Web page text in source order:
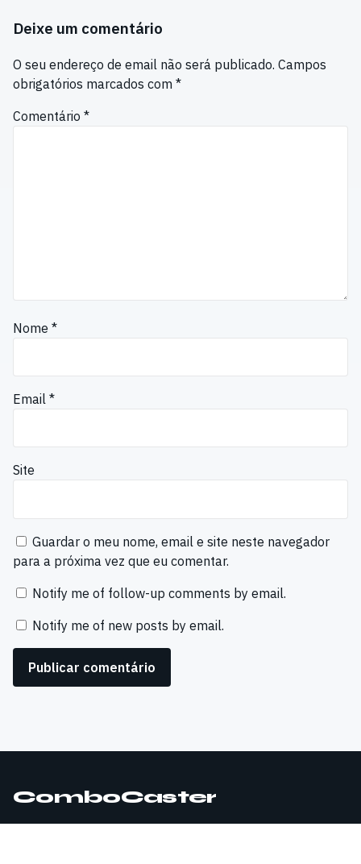
Deixe um comentário
O seu endereço de email não será publicado. Campos
obrigatórios marcados com *
Comentário *
Nome *
Email *
Site
Guardar o meu nome, email e site neste navegador
para a próxima vez que eu comentar.
Notify me of follow-up comments by email.
Notify me of new posts by email.
ComboCaster